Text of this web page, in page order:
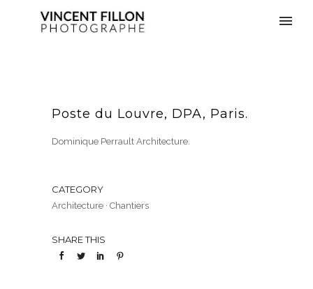
Poste du Louvre, DPA, Paris.
Dominique Perrault Architecture.
CATEGORY
Architecture · Chantiers
SHARE THIS